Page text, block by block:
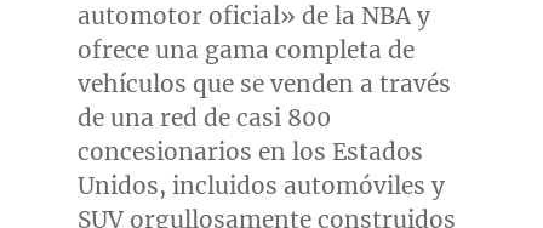
automotor oficial» de la NBA y
ofrece una gama completa de
vehículos que se venden a través
de una red de casi 800
concesionarios en los Estados
Unidos, incluidos automóviles y
SUV orgullosamente construidos